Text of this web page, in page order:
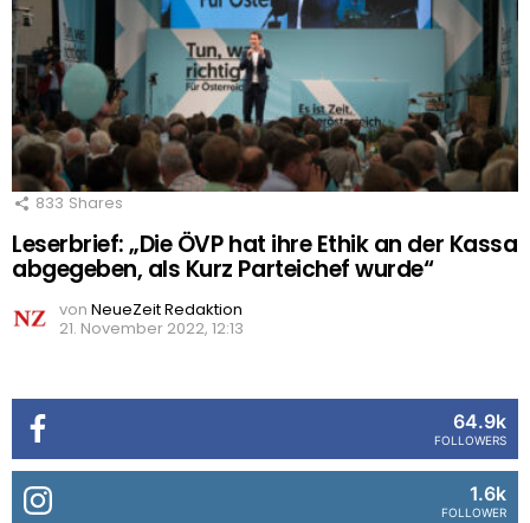
833 Shares
Leserbrief: „Die ÖVP hat ihre Ethik an der Kassa
abgegeben, als Kurz Parteichef wurde“
von NeueZeit Redaktion
21. November 2022, 12:13
64.9k
FOLLOWERS
1.6k
FOLLOWER